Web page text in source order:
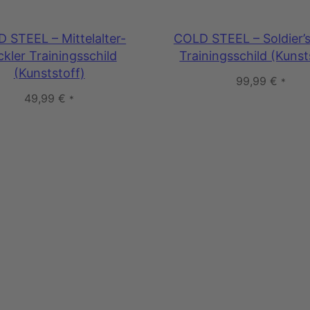
STEEL – Mittelalter-
Trainingsschild
(Kunststoff)
49,99€ *
COLD STEEL –
Trainingsschild
99,99 € *